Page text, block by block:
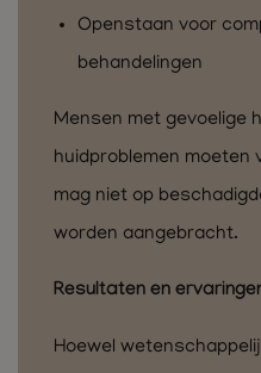
Openstaan voor
behandelingen
Mensen met gevoelige
huidproblemen moeten
mag niet op
worden aangebracht.
Resultaten en
Hoewel